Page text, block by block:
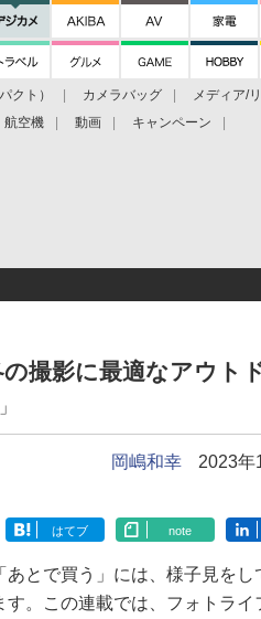
クト） カメラバッグ メディア/
航空機 動画 キャンペーン
撮影に最適なアウト
岡嶋和幸 2023年
はてブ note
とで買う」には、様子見をし
。この連載では、フォトライ